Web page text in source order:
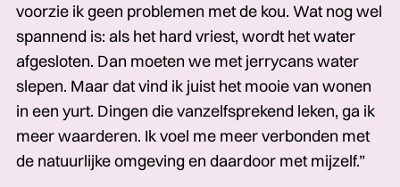
voorzie ik geen problemen met de kou. Wat nog wel
spannend is: als het hard vriest, wordt het water
afgesloten. Dan moeten we met jerrycans water
slepen. Maar dat vind ik juist het mooie van wonen
in een yurt. Dingen die vanzelfsprekend leken, ga ik
meer waarderen. Ik voel me meer verbonden met
de natuurlijke omgeving en daardoor met mijzelf.”